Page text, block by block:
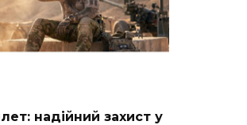
надійний захист у